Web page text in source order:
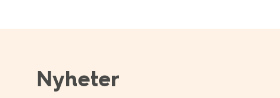
Nyheter